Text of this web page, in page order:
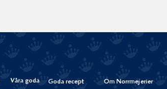
Våra goda
Goda recept Om Norrmejerier